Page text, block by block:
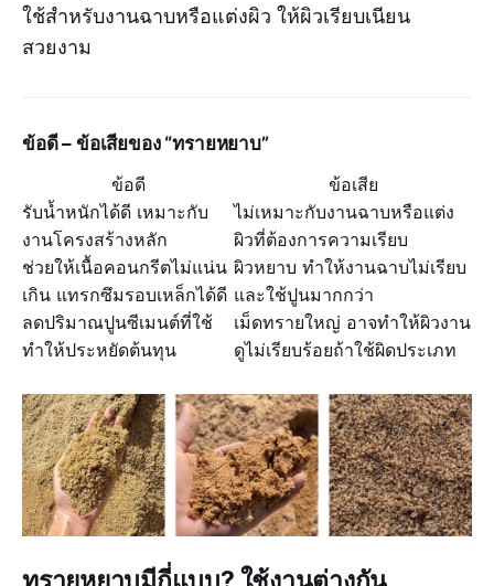
ใช้สำหรับงานฉาบหรือแต่งผิว ให้ผิวเรียบเนียน
สวยงาม
ข้อดี – ข้อเสียของ “ทรายหยาบ”
ข้อดี
ข้อเสีย
รับน้ำหนักได้ดี เหมาะกับ
งานโครงสร้างหลัก
ไม่เหมาะกับงานฉาบหรือแต่ง
ผิวที่ต้องการความเรียบ
ช่วยให้เนื้อคอนกรีตไม่แน่น
เกิน แทรกซึมรอบเหล็กได้ดี
ผิวหยาบ ทำให้งานฉาบไม่เรียบ
และใช้ปูนมากกว่า
ลดปริมาณปูนซีเมนต์ที่ใช้
ทำให้ประหยัดต้นทุน
เม็ดทรายใหญ่ อาจทำให้ผิวงาน
ดูไม่เรียบร้อยถ้าใช้ผิดประเภท